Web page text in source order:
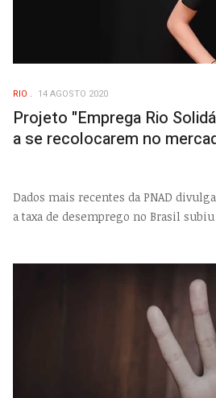
RIO 14 AGOSTO 2020
Projeto "Emprega Rio
a se recolocarem no
Dados mais recentes da PNAD
a taxa de desemprego no Brasil subiu